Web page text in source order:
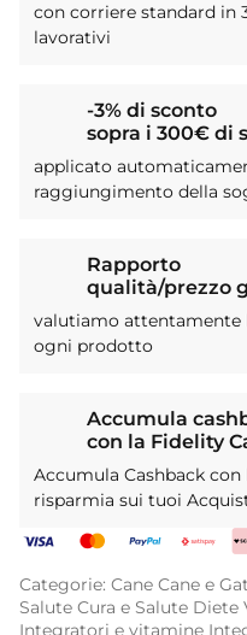
con corriere standard in
lavorativi
-3% di sconto
sopra i 300€ di
applicato
raggiungimento della
Rapporto
qualità/prezzo
valutiamo attentamente
ogni prodotto
Accumula
con la Fidelity
Accumula Cashback con
risparmia sui tuoi
Categorie: Cane Cane e
Salute Cura e Salute Diete
Integratori e vitamine